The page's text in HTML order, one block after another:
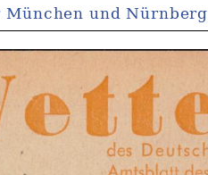
und Nürnberg